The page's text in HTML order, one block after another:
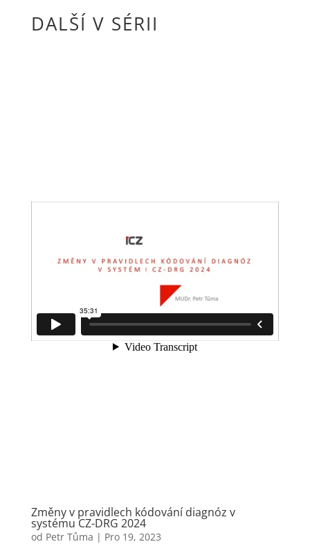
DALŠÍ V SÉRII
Změny v pravidlech kódování diagnóz v
systému CZ-DRG 2024
od Petr Tůma | Pro 19, 2023